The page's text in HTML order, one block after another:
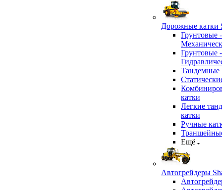
Дорожные катки
Грунтовые -
Грунтовые -
Тандемные
катки
Легкие
катки
Ручные
Ещё
Автогрейдеры